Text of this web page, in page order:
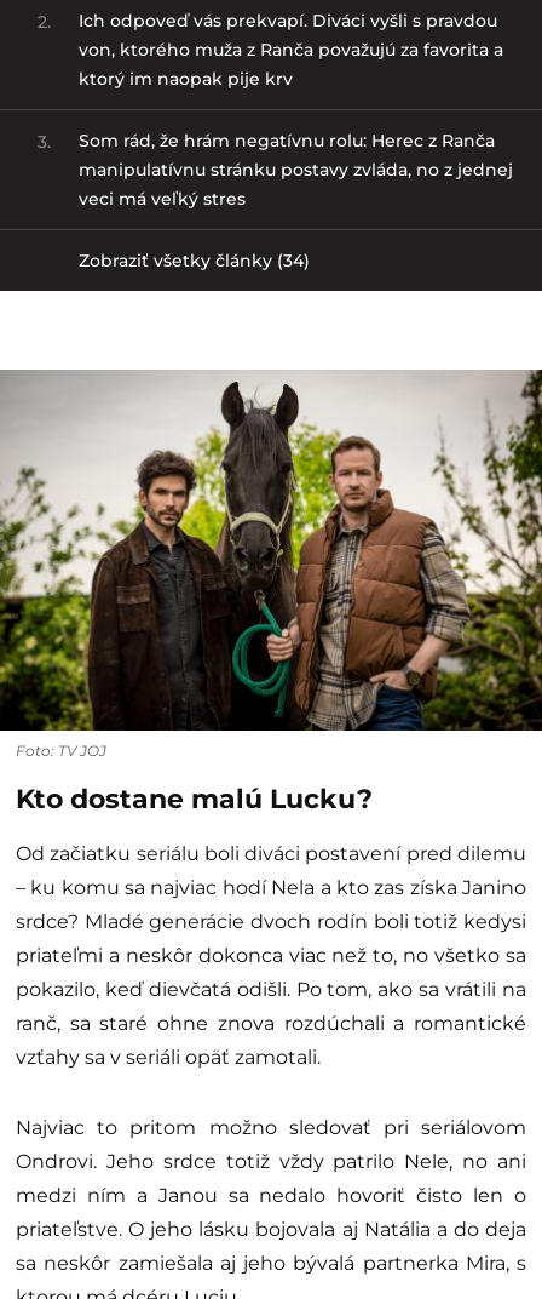
2.
Ich odpoveď vás prekvapí. Diváci vyšli s pravdou
von, ktorého muža z Ranča považujú za favorita a
ktorý im naopak pije krv
3.
Som rád, že hrám negatívnu rolu: Herec z Ranča
manipulatívnu stránku postavy zvláda, no z jednej
veci má veľký stres
Zobraziť všetky články (34)
Foto: TV JOJ
Kto dostane malú Lucku?
Od začiatku seriálu boli diváci postavení pred dilemu
– ku komu sa najviac hodí Nela a kto zas získa Janino
srdce? Mladé generácie dvoch rodín boli totiž kedysi
priateľmi a neskôr dokonca viac než to, no všetko sa
pokazilo, keď dievčatá odišli. Po tom, ako sa vrátili na
ranč, sa staré ohne znova rozdúchali a romantické
vzťahy sa v seriáli opäť zamotali.
Najviac to pritom možno sledovať pri seriálovom
Ondrovi. Jeho srdce totiž vždy patrilo Nele, no ani
medzi ním a Janou sa nedalo hovoriť čisto len o
priateľstve. O jeho lásku bojovala aj Natália a do deja
sa neskôr zamiešala aj jeho bývalá partnerka Mira, s